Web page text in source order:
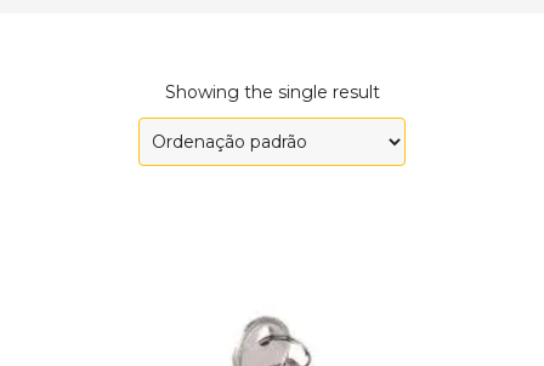
Showing the single result